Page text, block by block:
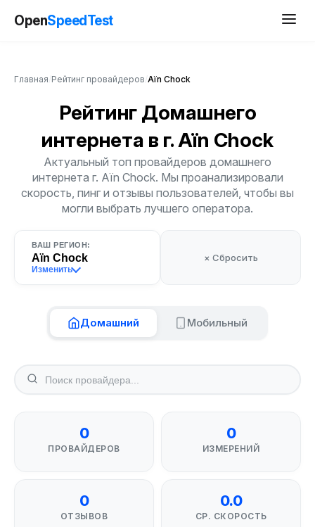
OpenSpeedTest
Главная Рейтинг провайдеров Aïn Chock
Рейтинг Домашнего
интернета в г. Aïn Chock
Актуальный топ провайдеров домашнего
интернета г. Aïn Chock. Мы проанализировали
скорость, пинг и отзывы пользователей, чтобы вы
могли выбрать лучшего оператора.
ВАШ РЕГИОН:
Aïn Chock
Изменить
× Сбросить
Домашний Мобильный
0
ПРОВАЙДЕРОВ
0
ИЗМЕРЕНИЙ
0
ОТЗЫВОВ
0.0
СР. СКОРОСТЬ